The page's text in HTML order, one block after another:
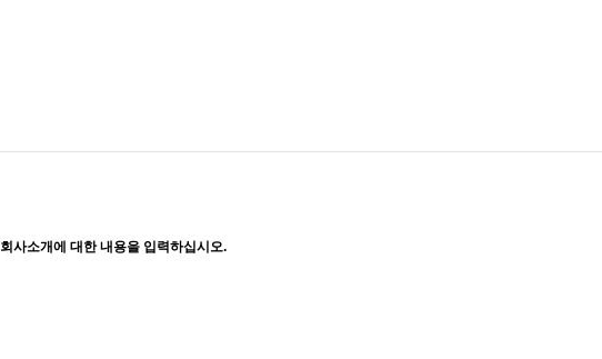
회사소개에 대한 내용을 입력하십시오.